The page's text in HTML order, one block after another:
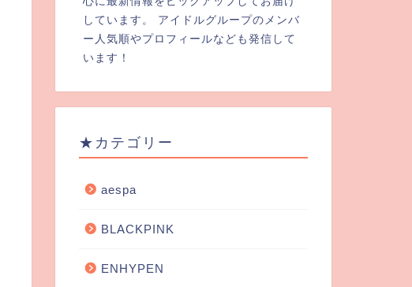
しています。 アイドルグループのメンバ
ー人気順やプロフィールなども発信して
います！
★カテゴリー
aespa
BLACKPINK
ENHYPEN